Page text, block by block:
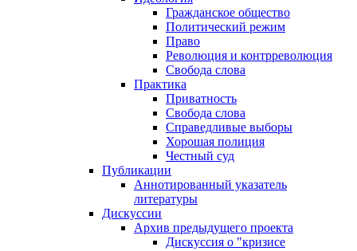
Гражданское общество
Политический режим
Право
Революция и контрреволюция
Свобода слова
Практика
Приватность
Свобода слова
Справедливые выборы
Хорошая полиция
Честный суд
Публикации
Аннотированный указатель
литературы
Дискуссии
Архив предыдущего проекта
Дискуссия о "кризисе